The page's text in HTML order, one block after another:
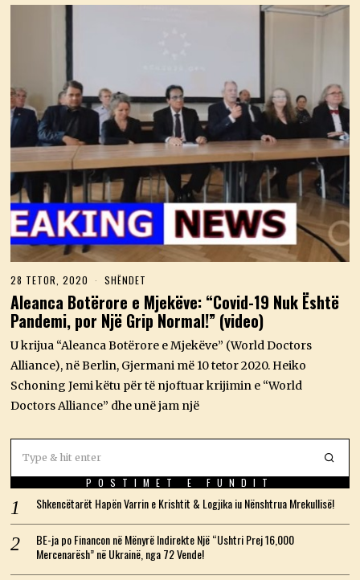
28 TETOR, 2020
3
M
A
J
,
0
2
SHËNDET
Aleanca Botërore e Mjekëve: “Covid-19 Nuk Është
Pandemi, por Një Grip Normal!” (video)
U krijua “Aleanca Botërore e Mjekëve” (World Doctors
Alliance), në Berlin, Gjermani më 10 tetor 2020. Heiko
Schoning Jemi këtu për të njoftuar krijimin e “World
Doctors Alliance” dhe unë jam një
POSTIMET E FUNDIT
Shkencëtarët Hapën Varrin e Krishtit & Logjika iu Nënshtrua Mrekullisë!
BE-ja po Financon në Mënyrë Indirekte Një “Ushtri Prej 16,000
Mercenarësh” në Ukrainë, nga 72 Vende!